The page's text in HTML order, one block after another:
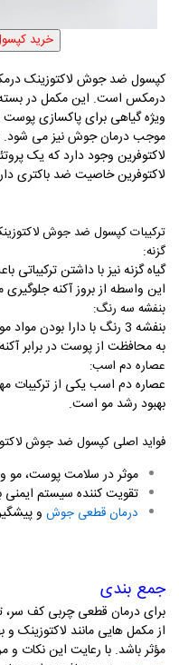
کپسول ضد جوش لاکتوزینک
ویژه گیاهی برای پاکسازی
موجب درمان جوش نیز می شود.
لاکتوفرین وجود دارد که یک
لاکتوفرین خاصیت ضد باکتری
ترکیبات کپسول ضد جوش
گزنه:
این واسطه از بروز آکنه
بنفشه سه رنگ:
بنفشه 3 رنگ با دارا بودن
به محافظت از پوست در برابر
عصاره دم اسب:
عصاره دم اسب یکی از ترکیبات
بهبود رشد مو است.
فواید اصلی کپسول ضد جوش
موثر در سلامت پوست، مو
تقویت کننده سیستم
درمان قطعی جوش و
جمع بندی
برای درمان قطعی چربی کف سر،
از مکمل هایی مانند لاکتوزینک
مؤثر باشد. با رعایت این نکات و